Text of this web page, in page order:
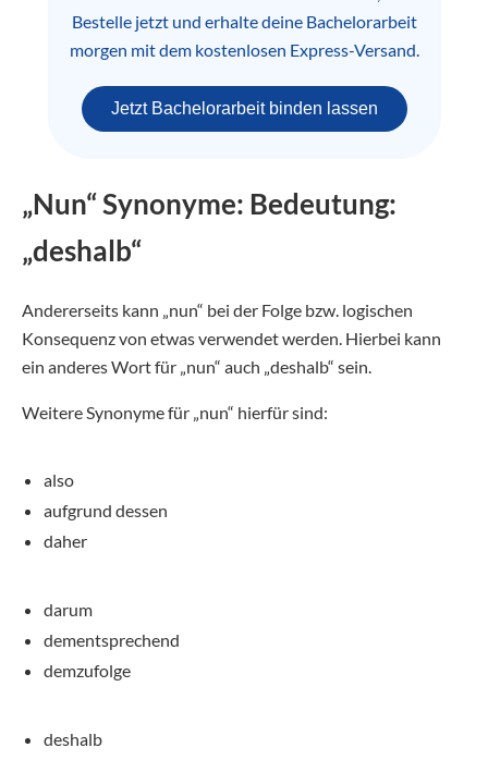
Bestelle jetzt und erhalte deine Bachelorarbeit
morgen mit dem kostenlosen Express-Versand.
Jetzt Bachelorarbeit binden lassen
„Nun“ Synonyme: Bedeutung:
„deshalb“
Andererseits kann „nun“ bei der Folge bzw. logischen
Konsequenz von etwas verwendet werden. Hierbei kann
ein anderes Wort für „nun“ auch „deshalb“ sein.
Weitere Synonyme für „nun“ hierfür sind:
also
aufgrund dessen
daher
darum
dementsprechend
demzufolge
deshalb